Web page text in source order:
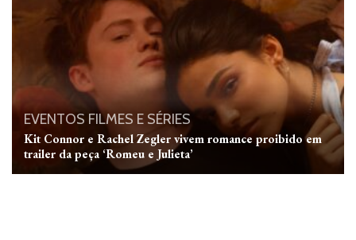
EVENTOS FILMES E SÉRIES
Kit Connor e Rachel Zegler vivem romance proibido em
trailer da peça ‘Romeu e Julieta’